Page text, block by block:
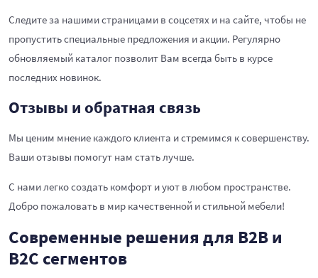
Следите за нашими страницами в соцсетях и на сайте, чтобы не
пропустить специальные предложения и акции. Регулярно
обновляемый каталог позволит Вам всегда быть в курсе
последних новинок.
Отзывы и обратная связь
Мы ценим мнение каждого клиента и стремимся к совершенству.
Ваши отзывы помогут нам стать лучше.
С нами легко создать комфорт и уют в любом пространстве.
Добро пожаловать в мир качественной и стильной мебели!
Современные решения для B2B и
B2C сегментов